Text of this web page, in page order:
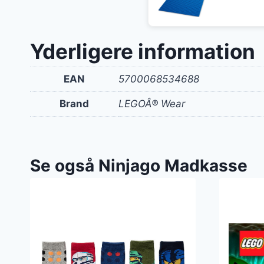
Yderligere information
EAN 5700068534688
Brand LEGOÂ® Wear
Se også Ninjago Madkasse